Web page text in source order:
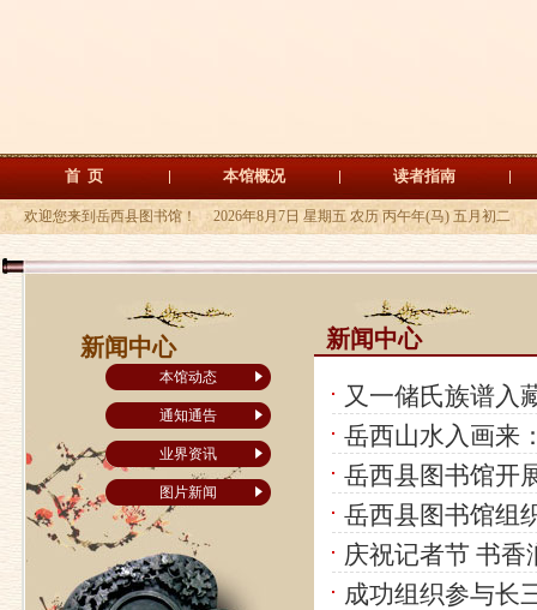
首 页 本馆概况 读者指南
欢迎您来到岳西县图书馆！ 2026年8月7日 星期五 农历 丙午年(马) 五月初二
新闻中心
本馆动态
通知通告
业界资讯
图片新闻
新闻中心
又一储氏族谱入
岳西山水入画来
岳西县图书馆开
岳西县图书馆组
庆祝记者节 书
成功组织参与长